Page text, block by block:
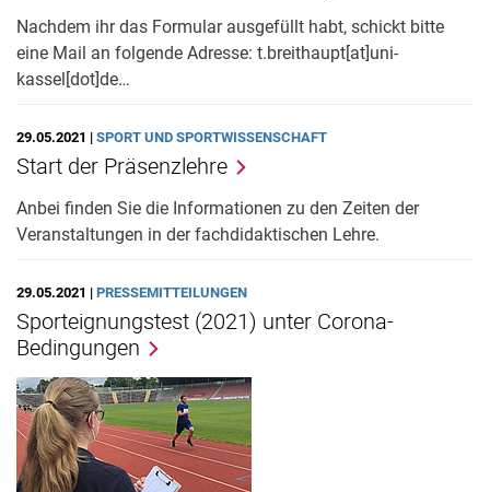
Nachdem ihr das Formular ausgefüllt habt, schickt bitte
eine Mail an folgende Adresse: t.breithaupt[at]uni-
kassel[dot]de…
29.05.2021 | SPORT UND SPORTWISSENSCHAFT
Start der Präsenzlehre
Anbei finden Sie die Informationen zu den Zeiten der
Veranstaltungen in der fachdidaktischen Lehre.
29.05.2021 | PRESSEMITTEILUNGEN
Sporteignungstest (2021) unter Corona-
Bedingungen